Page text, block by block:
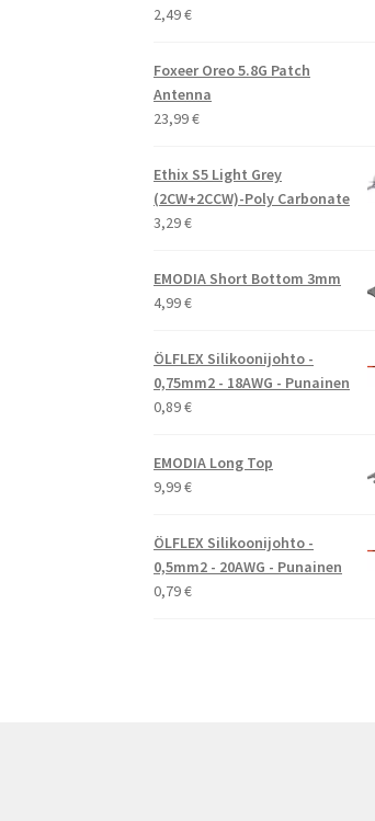
2,49€
Foxeer Oreo 5.8G Patch
Antenna
23,99€
Ethix S5 Light Grey
(2CW+2CCW)-Poly Carbonate
3,29€
EMODIA Short Bottom 3mm
4,99€
ÖLFLEX Silikoonijohto -
0,75mm2 - 18AWG - Punainen
0,89€
EMODIA Long Top
9,99€
ÖLFLEX Silikoonijohto -
0,5mm2 - 20AWG - Punainen
0,79€